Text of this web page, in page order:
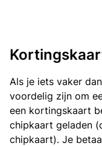
Als je iets vaker
voordelig zijn om
een kortingskaart
chipkaart geladen
chipkaart). Je